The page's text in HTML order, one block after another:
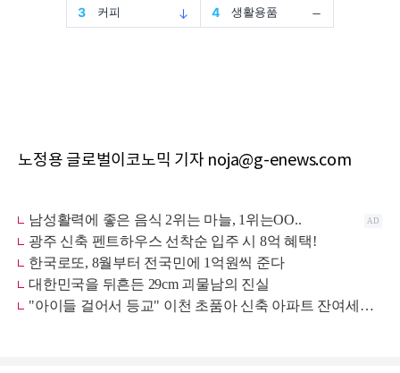
노정용 글로벌이코노믹 기자 noja@g-enews.com